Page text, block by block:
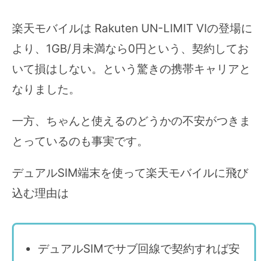
楽天モバイルは Rakuten UN-LIMIT VIの登場に
より、1GB/月未満なら0円という、契約してお
いて損はしない。という驚きの携帯キャリアと
なりました。
一方、ちゃんと使えるのどうかの不安がつきま
とっているのも事実です。
デュアルSIM端末を使って楽天モバイルに飛び
込む理由は
デュアルSIMでサブ回線で契約すれば安